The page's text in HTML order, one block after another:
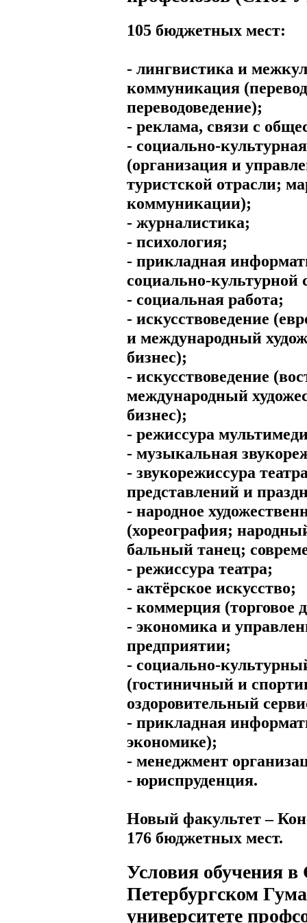
105 бюджетных мест:
- лингвистика и
коммуникация
переводоведение);
- реклама, связи с
- социально-
(организация и
туристской отрасли;
коммуникации);
- журналистика;
- психология;
- прикладная
социально-культурной
- социальная работа;
- искусствоведение
и международный
бизнес);
- искусствоведение
международный
бизнес);
- режиссура
- музыкальная
- звукорежиссура
представлений и
- народное
(хореография;
бальный танец;
- режиссура театра;
- актёрское искусство;
- коммерция (торговое
- экономика и
предприятии;
- социально-
(гостиничный и
оздоровительный
- прикладная
экономике);
- менеджмент
- юриспруденция.
Новый факультет –
176 бюджетных мест.
Условия обучения в
Петербургском
университете